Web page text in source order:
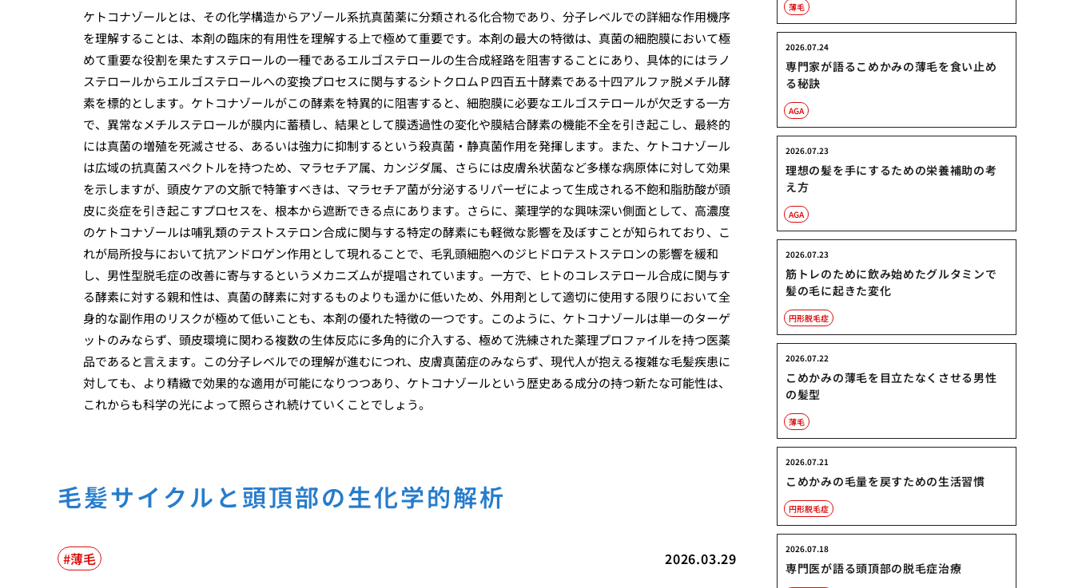
ケトコナゾールとは、その化学構造からアゾール系抗真菌薬に分類される化合物であり、分子レベルでの詳細な作用機序
を理解することは、本剤の臨床的有用性を理解する上で極めて重要です。本剤の最大の特徴は、真菌の細胞膜において極
めて重要な役割を果たすステロールの一種であるエルゴステロールの生合成経路を阻害することにあり、具体的にはラノ
ステロールからエルゴステロールへの変換プロセスに関与するシトクロムＰ四百五十酵素である十四アルファ脱メチル酵
素を標的とします。ケトコナゾールがこの酵素を特異的に阻害すると、細胞膜に必要なエルゴステロールが欠乏する一方
で、異常なメチルステロールが膜内に蓄積し、結果として膜透過性の変化や膜結合酵素の機能不全を引き起こし、最終的
には真菌の増殖を死滅させる、あるいは強力に抑制するという殺真菌・静真菌作用を発揮します。また、ケトコナゾール
は広域の抗真菌スペクトルを持つため、マラセチア属、カンジダ属、さらには皮膚糸状菌など多様な病原体に対して効果
を示しますが、頭皮ケアの文脈で特筆すべきは、マラセチア菌が分泌するリパーゼによって生成される不飽和脂肪酸が頭
皮に炎症を引き起こすプロセスを、根本から遮断できる点にあります。さらに、薬理学的な興味深い側面として、高濃度
のケトコナゾールは哺乳類のテストステロン合成に関与する特定の酵素にも軽微な影響を及ぼすことが知られており、こ
れが局所投与において抗アンドロゲン作用として現れることで、毛乳頭細胞へのジヒドロテストステロンの影響を緩和
し、男性型脱毛症の改善に寄与するというメカニズムが提唱されています。一方で、ヒトのコレステロール合成に関与す
る酵素に対する親和性は、真菌の酵素に対するものよりも遥かに低いため、外用剤として適切に使用する限りにおいて全
身的な副作用のリスクが極めて低いことも、本剤の優れた特徴の一つです。このように、ケトコナゾールは単一のターゲ
ットのみならず、頭皮環境に関わる複数の生体反応に多角的に介入する、極めて洗練された薬理プロファイルを持つ医薬
品であると言えます。この分子レベルでの理解が進むにつれ、皮膚真菌症のみならず、現代人が抱える複雑な毛髪疾患に
対しても、より精緻で効果的な適用が可能になりつつあり、ケトコナゾールという歴史ある成分の持つ新たな可能性は、
これからも科学の光によって照らされ続けていくことでしょう。
毛髪サイクルと頭頂部の生化学的解析
2026.03.29
薄毛
薄毛
専門家が語るこめかみの薄毛を食い止め
る秘訣
2026.07.24
AGA
理想の髪を手にするための栄養補助の考
え方
2026.07.23
AGA
筋トレのために飲み始めたグルタミンで
髪の毛に起きた変化
2026.07.23
円形脱毛症
こめかみの薄毛を目立たなくさせる男性
の髪型
2026.07.22
薄毛
こめかみの毛量を戻すための生活習慣
2026.07.21
円形脱毛症
専門医が語る頭頂部の脱毛症治療
2026.07.18